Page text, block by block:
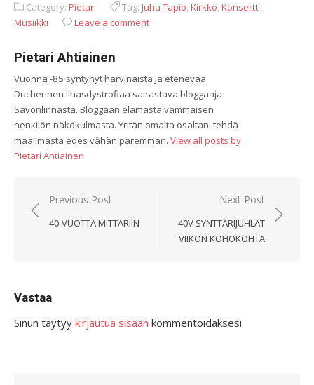
Category: Pietari Tag: Juha Tapio,Kirkko,Konsertti,
Musiikki
Leave a comment
Pietari Ahtiainen
Vuonna -85 syntynyt harvinaista ja etenevää
Duchennen lihasdystrofiaa sairastava bloggaaja
Savonlinnasta. Bloggaan elämästä vammaisen
henkilön näkökulmasta. Yritän omalta osaltani tehdä
maailmasta edes vähän paremman. View all posts by
Pietari Ahtiainen
Artikkelien
selaus
Previous Post
40-VUOTTA MITTARIIN
Next Post
40V SYNTTÄRIJUHLAT
VIIKON KOHOKOHTA
Vastaa
Sinun täytyy kirjautua sisään kommentoidaksesi.